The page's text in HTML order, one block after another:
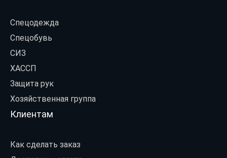
Спецодежда
Спецобувь
СИЗ
ХАССП
Защита рук
Хозяйственная группа
Клиентам
Как сделать заказ